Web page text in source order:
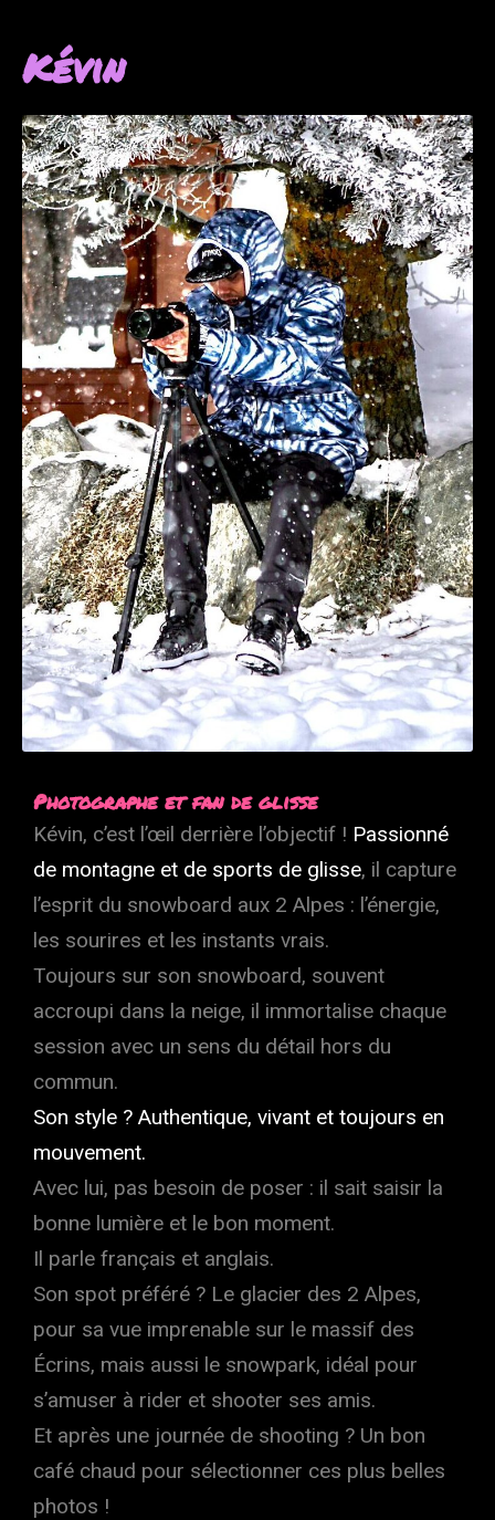
Photographe et fan de glisse
Kévin, c’est l’œil derrière l’objectif ! Passionné
de montagne et de sports de glisse, il capture
l’esprit du snowboard aux 2 Alpes : l’énergie,
les sourires et les instants vrais.
Toujours sur son snowboard, souvent
accroupi dans la neige, il immortalise chaque
session avec un sens du détail hors du
commun.
Son style ? Authentique, vivant et toujours en
mouvement.
Avec lui, pas besoin de poser : il sait saisir la
bonne lumière et le bon moment.
Il parle français et anglais.
Son spot préféré ? Le glacier des 2 Alpes,
pour sa vue imprenable sur le massif des
Écrins, mais aussi le snowpark, idéal pour
s’amuser à rider et shooter ses amis.
Et après une journée de shooting ? Un bon
café chaud pour sélectionner ces plus belles
photos !
Kévin